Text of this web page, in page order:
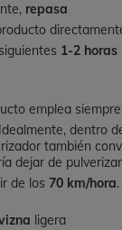
repasa
1-2 horas
emplea
dentro
también
dejar de
de los 70 km/hora
ligera